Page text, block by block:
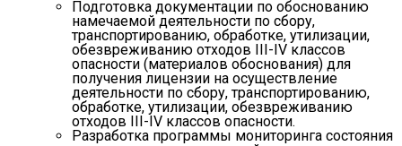
Подготовка документации по обоснованию
намечаемой деятельности по сбору,
транспортированию, обработке, утилизации,
обезвреживанию отходов III-IV классов
опасности (материалов обоснования) для
получения лицензии на осуществление
деятельности по сбору, транспортированию,
обработке, утилизации, обезвреживанию
отходов III-IV классов опасности.
Разработка программы мониторинга состояния